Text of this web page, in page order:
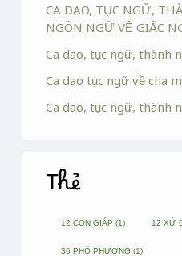
CA DAO, TỤC NGỮ,
NGÔN NGỮ VỀ GIẤC
Ca dao, tục ngữ, thành
Ca dao tục ngữ về cha
Ca dao, tục ngữ, thành
Thẻ
12 CON GIÁP (1) 12 XỨ
36 PHỐ PHƯỜNG (1)